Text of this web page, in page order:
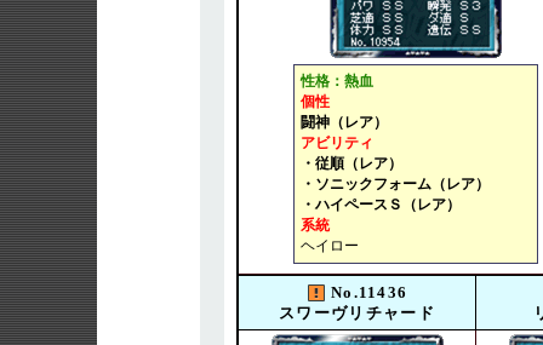
性格：熱血
個性
闘神（レア）
アビリティ
・従順（レア）
・ソニックフォーム（レア）
・ハイペースＳ（レア）
系統
ヘイロー
No.11436
スワーヴリチャード